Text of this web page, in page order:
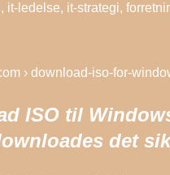
it-ledelse, it-strategi,
› download-iso-for-
ISO til
det